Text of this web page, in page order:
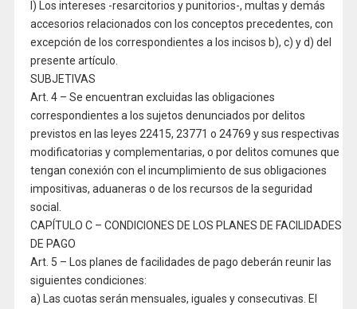
l) Los intereses -resarcitorios y punitorios-, multas y demás
accesorios relacionados con los conceptos precedentes, con
excepción de los correspondientes a los incisos b), c) y d) del
presente artículo.
SUBJETIVAS
Art. 4 – Se encuentran excluidas las obligaciones
correspondientes a los sujetos denunciados por delitos
previstos en las leyes 22415, 23771 o 24769 y sus respectivas
modificatorias y complementarias, o por delitos comunes que
tengan conexión con el incumplimiento de sus obligaciones
impositivas, aduaneras o de los recursos de la seguridad
social.
CAPÍTULO C – CONDICIONES DE LOS PLANES DE FACILIDADES
DE PAGO
Art. 5 – Los planes de facilidades de pago deberán reunir las
siguientes condiciones:
a) Las cuotas serán mensuales, iguales y consecutivas. El